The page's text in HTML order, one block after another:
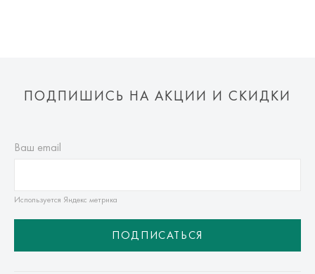
ПОДПИШИСЬ НА АКЦИИ И СКИДКИ
Ваш email
Используется Яндекс метрика
ПОДПИСАТЬСЯ